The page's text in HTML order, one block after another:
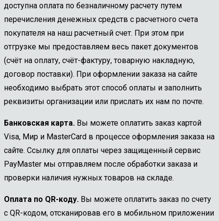
доступна оплата по безналичному расчету путем
перечисления денежных средств с расчетного счета
покупателя на наш расчетный счет. При этом при
отгрузке мы предоставляем весь пакет документов
(счёт на оплату, счёт-фактуру, товарную накладную,
договор поставки). При оформлении заказа на сайте
необходимо выбрать этот способ оплаты и заполнить
реквизиты организации или прислать их нам по почте.
Банковская карта. Вы можете оплатить заказ картой
Visa, Мир и MasterCard в процессе оформления заказа на
сайте. Ссылку для оплаты через защищенный сервис
PayMaster мы отправляем после обработки заказа и
проверки наличия нужных товаров на складе.
Оплата по QR-коду. Вы можете оплатить заказ по счету
с QR-кодом, отсканировав его в мобильном приложении